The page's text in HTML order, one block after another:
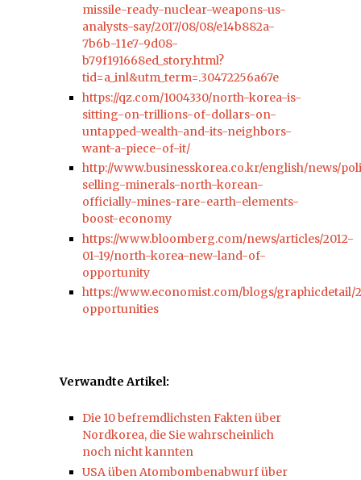
missile-ready-nuclear-weapons-us-
analysts-say/2017/08/08/e14b882a-
7b6b-11e7-9d08-
b79f191668ed_story.html?
tid=a_inl&utm_term=.30472256a67e
https://qz.com/1004330/north-korea-is-
sitting-on-trillions-of-dollars-on-
untapped-wealth-and-its-neighbors-
want-a-piece-of-it/
http://www.businesskorea.co.kr/english/news/
selling-minerals-north-korean-
officially-mines-rare-earth-elements-
boost-economy
https://www.bloomberg.com/news/articles/2012-
01-19/north-korea-new-land-of-
opportunity
https://www.economist.com/blogs/graphicdetail/
opportunities
Verwandte Artikel:
Die 10 befremdlichsten Fakten über
Nordkorea, die Sie wahrscheinlich
noch nicht kannten
USA üben Atombombenabwurf über